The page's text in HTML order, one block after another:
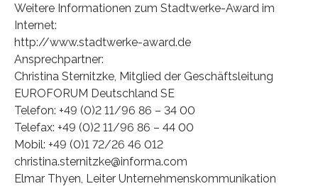
Weitere Informationen zum Stadtwerke-Award im
Internet:
http://www.stadtwerke-award.de
Ansprechpartner:
Christina Sternitzke, Mitglied der Geschäftsleitung
EUROFORUM Deutschland SE
Telefon: +49 (0)2 11/96 86 – 34 00
Telefax: +49 (0)2 11/96 86 – 44 00
Mobil: +49 (0)1 72/26 46 012
christina.sternitzke@informa.com
Elmar Thyen, Leiter Unternehmenskommunikation